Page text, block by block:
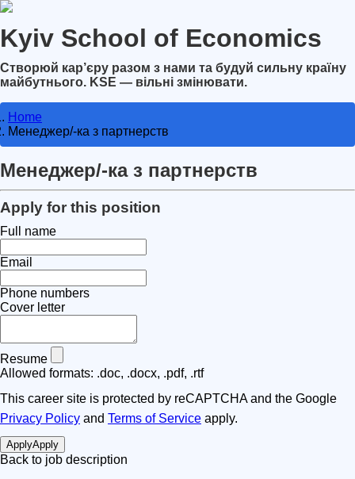
Kyiv School of Economics
Створюй кар’єру разом з нами та будуй сильну країну
майбутнього. KSE — вільні змінювати.
Home
Менеджер/-ка з партнерств
Менеджер/-ка з партнерств
Apply for this position
Full name
Email
Phone numbers
Cover letter
Resume
Allowed formats: .doc, .docx, .pdf, .rtf
This career site is protected by reCAPTCHA and the Google
Privacy Policy and Terms of Service apply.
ApplyApply
Back to job description